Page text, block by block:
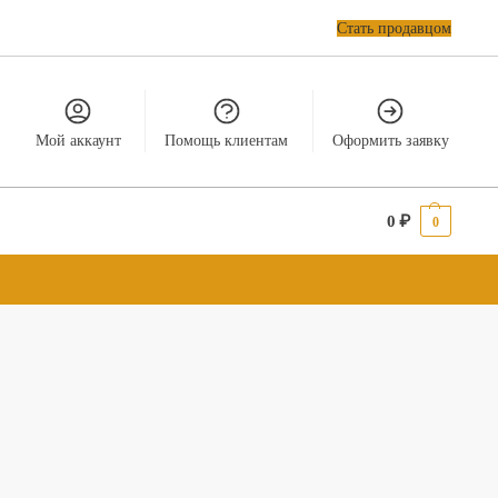
Стать продавцом
Мой аккаунт Помощь клиентам Оформить заявку
0₽ 0